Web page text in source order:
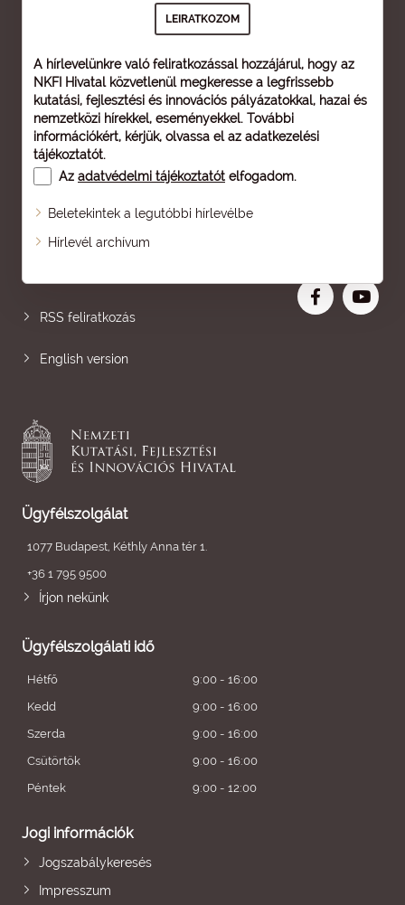
A hírlevelünkre való feliratkozással hozzájárul, hogy az
NKFI Hivatal közvetlenül megkeresse a legfrissebb
kutatási, fejlesztési és innovációs pályázatokkal, hazai és
nemzetközi hírekkel, eseményekkel. További
információkért, kérjük, olvassa el az adatkezelési
tájékoztatót.
Az adatvédelmi tájékoztatót elfogadom.
Beletekintek a legutóbbi hírlevélbe
Hírlevél archívum
Oldaltérkép
RSS feliratkozás
English version
Ügyfélszolgálat
1077 Budapest, Kéthly Anna tér 1.
+36 1 795 9500
Írjon nekünk
Ügyfélszolgálati idő
Hétfő
9:00 - 16:00
Kedd
9:00 - 16:00
Szerda
9:00 - 16:00
Csütörtök
9:00 - 16:00
Péntek
9:00 - 12:00
Jogi információk
Jogszabálykeresés
Impresszum